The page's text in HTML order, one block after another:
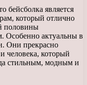
бейсболка является
который отлично
половины
Особенно актуальны в
Они прекрасно
человека, который
стильным, модным и